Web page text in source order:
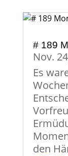
# 189
Nov.
Es
den